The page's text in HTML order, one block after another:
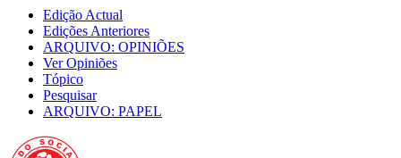
Edição Actual
Edições Anteriores
ARQUIVO: OPINIÕES
Ver Opiniões
Tópico
Pesquisar
ARQUIVO: PAPEL